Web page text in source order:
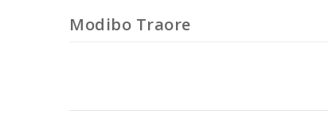
Modibo Traore